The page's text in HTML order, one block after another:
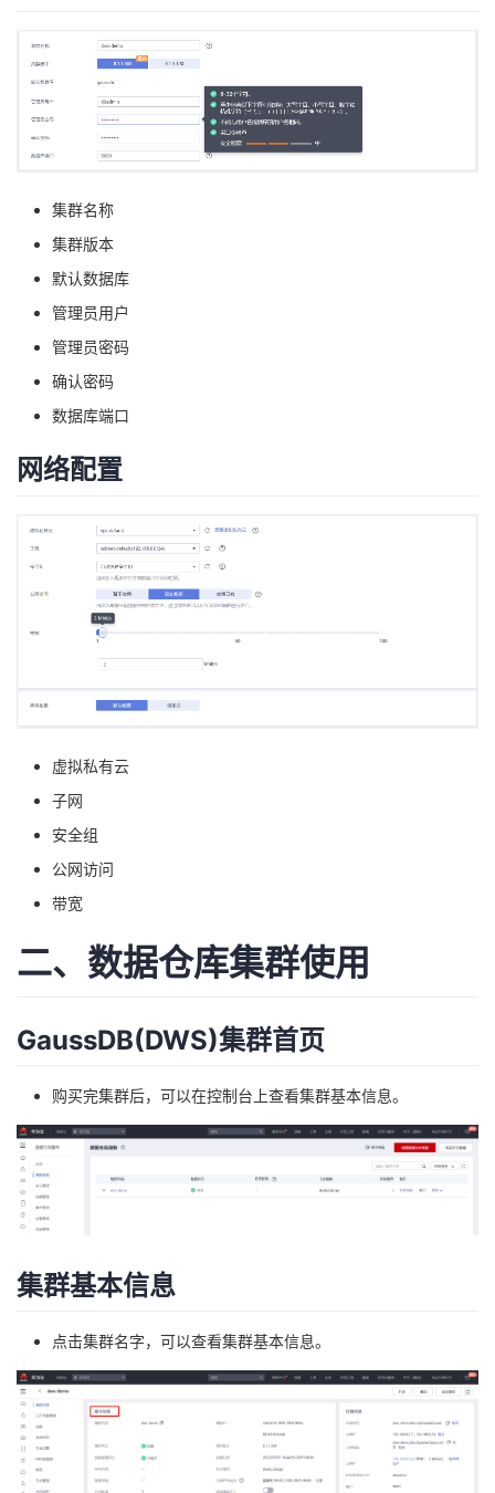
集群名称
集群版本
默认数据库
管理员用户
管理员密码
确认密码
数据库端口
网络配置
虚拟私有云
子网
安全组
公网访问
带宽
二、数据仓库集群使用
GaussDB(DWS)集群首页
购买完集群后，可以在控制台上查看集群基本信息。
集群基本信息
点击集群名字，可以查看集群基本信息。